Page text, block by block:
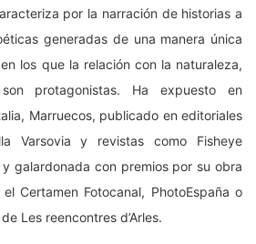
por la narración de historias a
generadas de una manera única
los que la relación con la naturaleza,
protagonistas. Ha expuesto en
Marruecos, publicado en editoriales
Varsovia y revistas como Fisheye
galardonada con premios por su obra
Certamen Fotocanal, PhotoEspaña o
Les reencontres d’Arles.